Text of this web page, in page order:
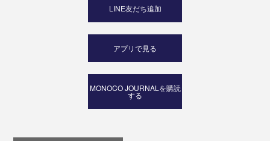
LINE友だち追加
アプリで見る
MONOCO JOURNALを購読
する